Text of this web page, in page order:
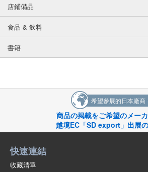
店鋪備品
食品 & 飲料
書籍
希望參展的日本廠商
商品の掲載をご希望のメー
越境EC「SD export」出展
快速連結
收藏清單